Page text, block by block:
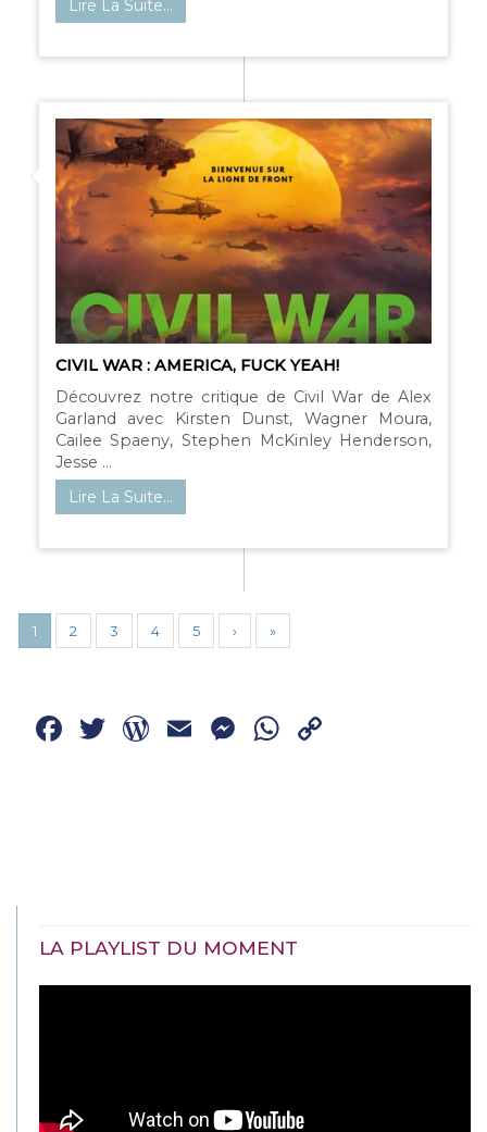
Lire La Suite…
CIVIL WAR : AMERICA, FUCK YEAH!
Découvrez notre critique de Civil War de Alex
Garland avec Kirsten Dunst, Wagner Moura,
Cailee Spaeny, Stephen McKinley Henderson,
Jesse ...
Lire La Suite…
1 2 3 4 5 › »
Facebook
Twitter
WordPress
EmailMessenger
WhatsApp
LA PLAYLIST DU MOMENT